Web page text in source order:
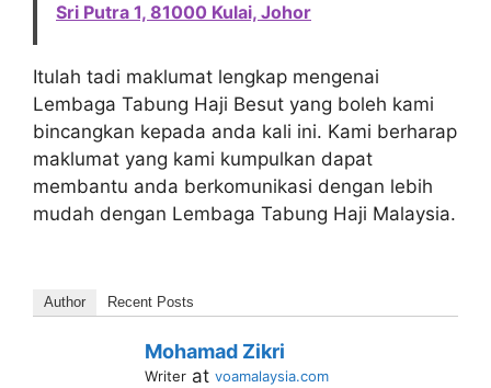
Sri Putra 1, 81000 Kulai, Johor
Itulah tadi maklumat lengkap mengenai
Lembaga Tabung Haji Besut yang boleh kami
bincangkan kepada anda kali ini. Kami berharap
maklumat yang kami kumpulkan dapat
membantu anda berkomunikasi dengan lebih
mudah dengan Lembaga Tabung Haji Malaysia.
Author Recent Posts
Mohamad Zikri
Writer at voamalaysia.com